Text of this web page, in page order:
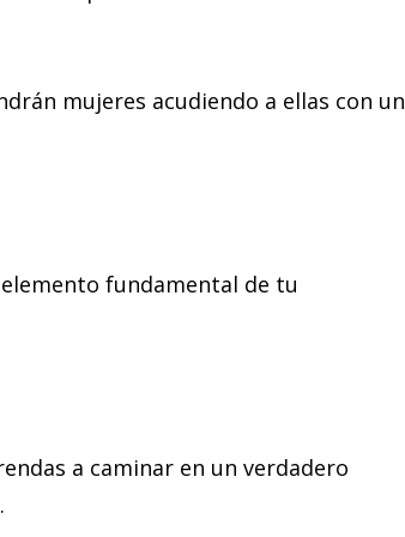
mujeres acudiendo a ellas con un
fundamental de tu
a caminar en un verdadero